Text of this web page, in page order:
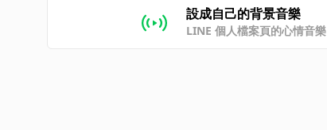
設成自己的背景音樂
LINE 個人檔案頁的心情音樂